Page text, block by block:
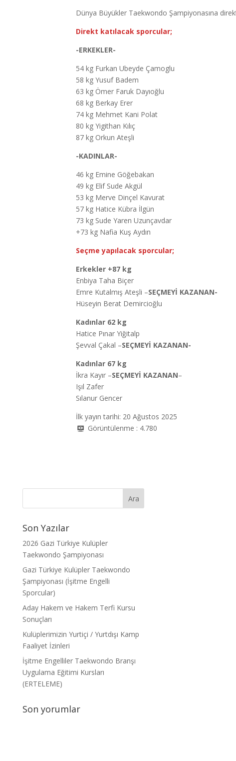
Dünya Büyükler Taekwondo Şampiyonasına
Direkt katılacak sporcular;
-ERKEKLER-
54 kg Furkan Ubeyde Çamoglu
58 kg Yusuf Badem
63 kg Ömer Faruk Dayıoğlu
68 kg Berkay Erer
74 kg Mehmet Kani Polat
80 kg Yigithan Kılıç
87 kg Orkun Ateşli
-KADINLAR-
46 kg Emine Göğebakan
49 kg Elif Sude Akgül
53 kg Merve Dinçel Kavurat
57 kg Hatice Kübra İlgün
73 kg Sude Yaren Uzunçavdar
+73 kg Nafia Kuş Aydın
Seçme yapılacak sporcular;
Erkekler +87 kg
Enbiya Taha Biçer
Emre Kutalmış Ateşli –SEÇMEYİ KAZANAN-
Hüseyin Berat Demircioğlu
Kadınlar 62 kg
Hatice Pınar Yiğitalp
Şevval Çakal –SEÇMEYİ KAZANAN-
Kadınlar 67 kg
İkra Kayır –SEÇMEYİ KAZANAN–
Işıl Zafer
Sılanur Gencer
İlk yayın tarihi: 20 Ağustos 2025
Görüntülenme : 4.780
Son Yazılar
2026 Gazi Türkiye Kulüpler
Taekwondo Şampiyonası
Gazi Türkiye Kulüpler Taekwondo
Şampiyonası (İşitme Engelli
Sporcular)
Aday Hakem ve Hakem Terfi Kursu
Sonuçları
Kulüplerimizin Yurtiçi / Yurtdışı Kamp
Faaliyet İzinleri
İşitme Engelliler Taekwondo Branşı
Uygulama Eğitimi Kursları
(ERTELEME)
Son yorumlar